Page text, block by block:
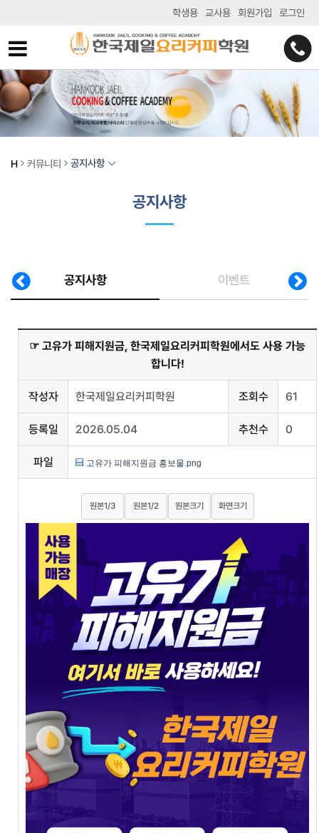
학생용 교사용 회원가입 로그인
H 커뮤니티 공지사항
공지사항
공지사항 이벤트
☞ 고유가 피해지원금, 한국제일요리커피학원에서도 사용 가능
합니다!
작성자 한국제일요리커피학원 조회수 61
등록일 2026.05.04 추천수 0
파일 고유가 피해지원금 홍보물.png
원본1/3 원본1/2 원본크기 화면크기